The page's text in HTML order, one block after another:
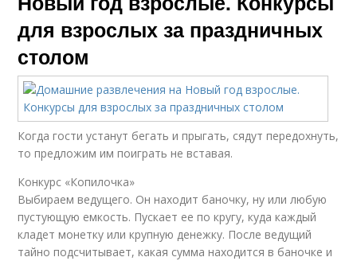
для взрослых за праздничных
столом
Когда гости устанут бегать и прыгать, сядут передохнуть,
то предложим им поиграть не вставая.
Конкурс «Копилочка»
Выбираем ведущего. Он находит баночку, ну или любую
пустующую емкость. Пускает ее по кругу, куда каждый
кладет монетку или крупную денежку. После ведущий
тайно подсчитывает, какая сумма находится в баночке и